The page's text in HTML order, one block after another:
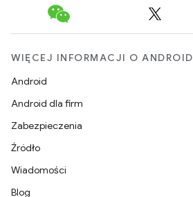
WIĘCEJ INFORMACJI O
Android
Android dla firm
Zabezpieczenia
Źródło
Wiadomości
Blog